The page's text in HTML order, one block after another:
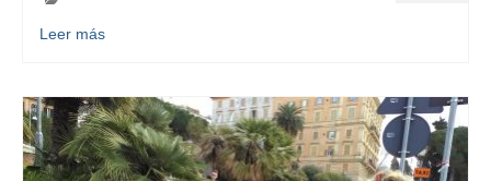
Leer más